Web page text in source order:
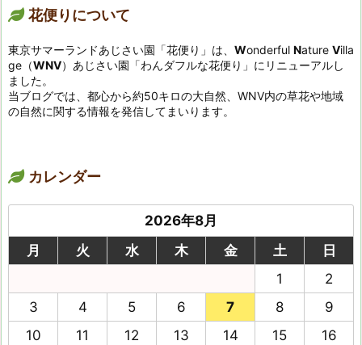
花便りについて
東京サマーランドあじさい園「花便り」は、 Wonderful Nature Villa
ge（WNV）あじさい園「わんダフルな花便り」にリニューアルし
ました。
当ブログでは、都心から約50キロの大自然、WNV内の草花や地域
の自然に関する情報を発信してまいります。
カレンダー
2026年8月
月
火 水 木 金 土
日
1
2
3
4 5 6 7 8
9
10
11 12 13 14 15
16